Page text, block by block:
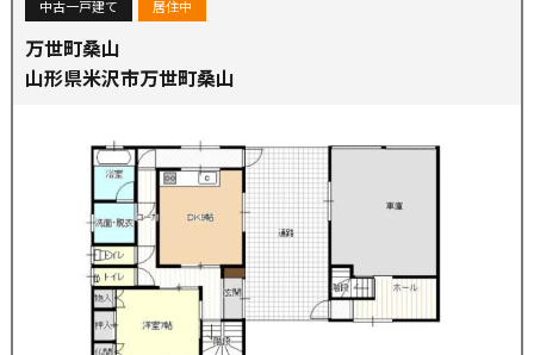
中古一戸建て 居住中
万世町桑山
山形県米沢市万世町桑山